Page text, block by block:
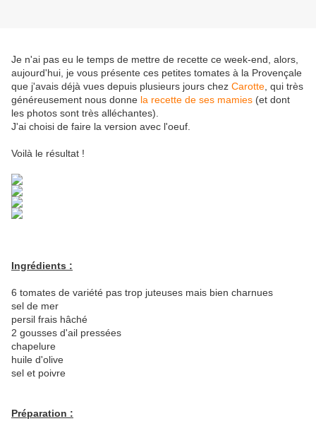
Je n'ai pas eu le temps de mettre de recette ce week-end, alors,
aujourd'hui, je vous présente ces petites tomates à la Provençale
que j'avais déjà vues depuis plusieurs jours chez Carotte , qui très
généreusement nous donne la recette de ses mamies (et dont
les photos sont très alléchantes).
J'ai choisi de faire la version avec l'oeuf.
Voilà le résultat !
Ingrédients :
6 tomates de variété pas trop juteuses mais bien charnues
sel de mer
persil frais hâché
2 gousses d'ail pressées
chapelure
huile d'olive
sel et poivre
Préparation :